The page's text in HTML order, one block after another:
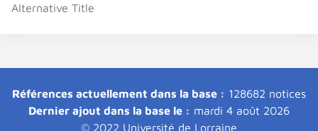
Alternative Title
Références actuellement dans la base : 128682 notices
Dernier ajout dans la base le : mardi 4 août 2026
© 2022 Université de Lorraine